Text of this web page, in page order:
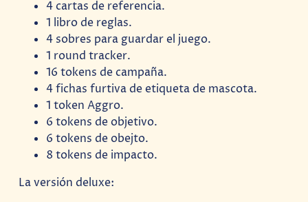
4 cartas de referencia.
1 libro de reglas.
4 sobres para guardar el juego.
1 round tracker.
16 tokens de campaña.
4 fichas furtiva de etiqueta de mascota.
1 token Aggro.
6 tokens de objetivo.
6 tokens de obejto.
8 tokens de impacto.
La versión deluxe: